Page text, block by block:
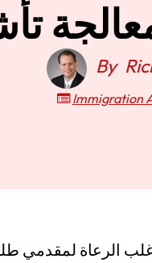
By
Immigration
الرعاة لمقدمي